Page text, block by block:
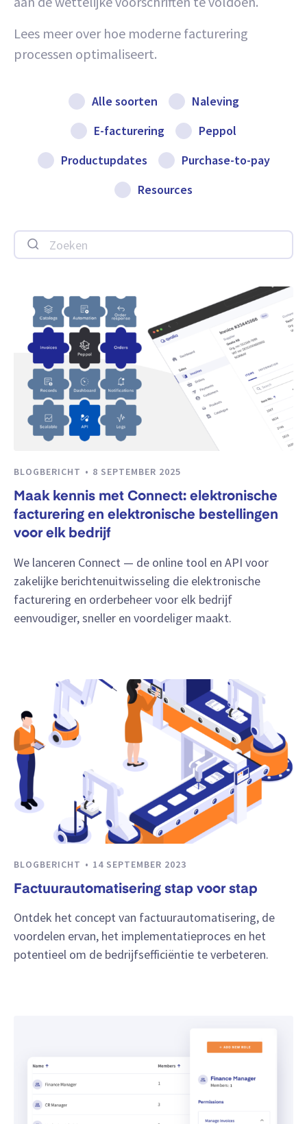
Lees meer over hoe moderne facturering
processen optimaliseert.
Alle soorten
Naleving
E-facturering
Peppol
Productupdates
Purchase-to-pay
Resources
Zoeken
BLOGBERICHT 8 SEPTEMBER 2025
Maak kennis met Connect: elektronische
facturering en elektronische bestellingen
voor elk bedrijf
We lanceren Connect — de online tool en API voor
zakelijke berichtenuitwisseling die elektronische
facturering en orderbeheer voor elk bedrijf
eenvoudiger, sneller en voordeliger maakt.
BLOGBERICHT 14 SEPTEMBER 2023
Factuurautomatisering stap voor stap
Ontdek het concept van factuurautomatisering, de
voordelen ervan, het implementatieproces en het
potentieel om de bedrijfsefficiëntie te verbeteren.